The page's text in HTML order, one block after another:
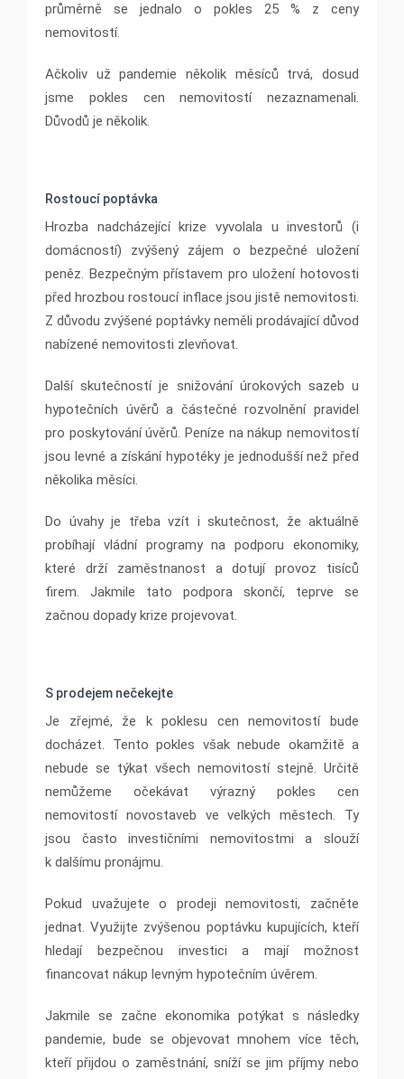
průměrně se jednalo o pokles 25 % z ceny
nemovitostí.
Ačkoliv už pandemie několik měsíců trvá, dosud
jsme pokles cen nemovitostí nezaznamenali.
Důvodů je několik.
Rostoucí poptávka
Hrozba nadcházející krize vyvolala u investorů (i
domácností) zvýšený zájem o bezpečné uložení
peněz. Bezpečným přístavem pro uložení hotovosti
před hrozbou rostoucí inflace jsou jistě nemovitosti.
Z důvodu zvýšené poptávky neměli prodávající důvod
nabízené nemovitosti zlevňovat.
Další skutečností je snižování úrokových sazeb u
hypotečních úvěrů a částečné rozvolnění pravidel
pro poskytování úvěrů. Peníze na nákup nemovitostí
jsou levné a získání hypotéky je jednodušší než před
několika měsíci.
Do úvahy je třeba vzít i skutečnost, že aktuálně
probíhají vládní programy na podporu ekonomiky,
které drží zaměstnanost a dotují provoz tisíců
firem. Jakmile tato podpora skončí, teprve se
začnou dopady krize projevovat.
S prodejem nečekejte
Je zřejmé, že k poklesu cen nemovitostí bude
docházet. Tento pokles však nebude okamžitě a
nebude se týkat všech nemovitostí stejně. Určitě
nemůžeme očekávat výrazný pokles cen
nemovitostí novostaveb ve velkých městech. Ty
jsou často investičními nemovitostmi a slouží
k dalšímu pronájmu.
Pokud uvažujete o prodeji nemovitosti, začněte
jednat. Využijte zvýšenou poptávku kupujících, kteří
hledají bezpečnou investici a mají možnost
financovat nákup levným hypotečním úvěrem.
Jakmile se začne ekonomika potýkat s následky
pandemie, bude se objevovat mnohem více těch,
kteří přijdou o zaměstnání, sníží se jim příjmy nebo